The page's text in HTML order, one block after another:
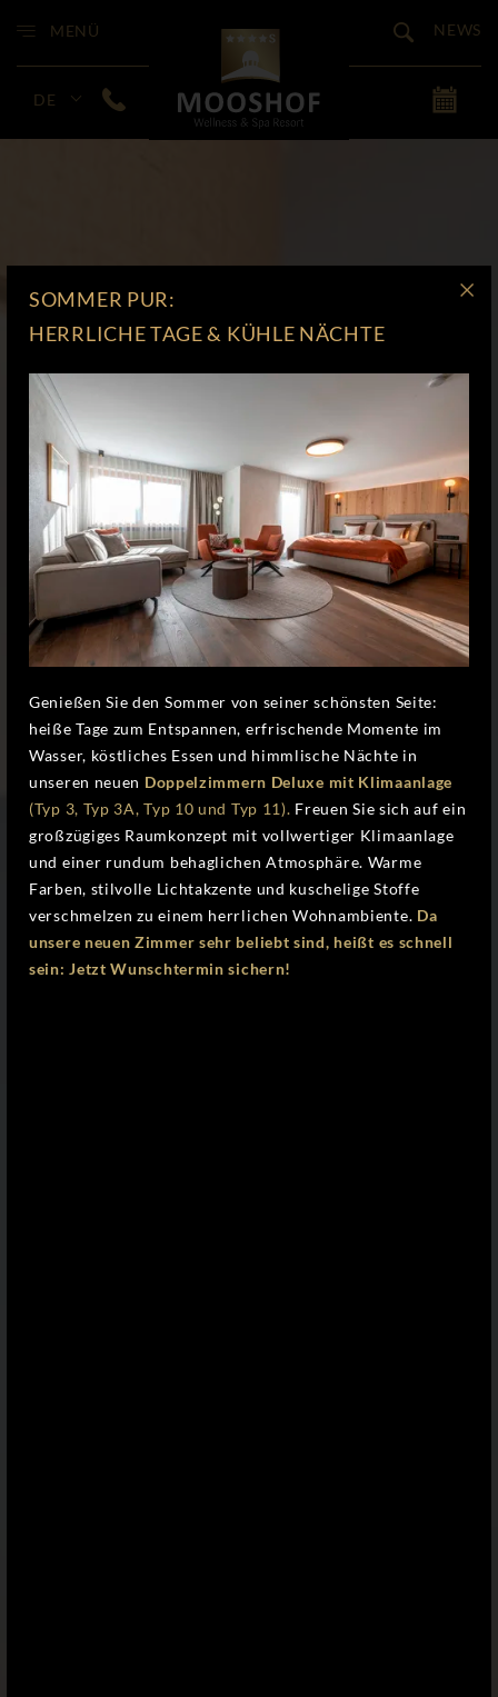
MENÜ NEWS
DE
SOMMER PUR:
HERRLICHE TAGE & KÜHLE NÄCHTE
Genießen Sie den Sommer von seiner schönsten Seite:
heiße Tage zum Entspannen, erfrischende Momente im
Wasser, köstliches Essen und himmlische Nächte in
unseren neuen Doppelzimmern Deluxe mit Klimaanlage
(Typ 3, Typ 3A, Typ 10 und Typ 11). Freuen Sie sich auf ein
großzügiges Raumkonzept mit vollwertiger Klimaanlage
und einer rundum behaglichen Atmosphäre. Warme
Farben, stilvolle Lichtakzente und kuschelige Stoffe
verschmelzen zu einem herrlichen Wohnambiente. Da
unsere neuen Zimmer sehr beliebt sind, heißt es schnell
sein: Jetzt Wunschtermin sichern!